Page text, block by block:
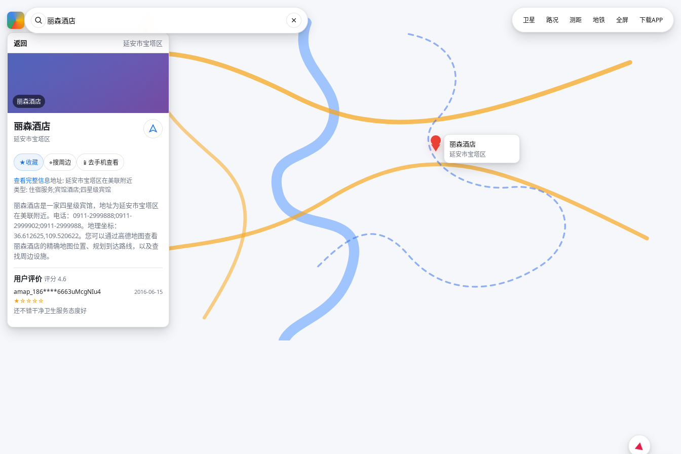
返回 延安市宝塔区
丽森酒店
丽森酒店
延安市宝塔区
★收藏 ⌖搜周边 📱 去手机查看
查看完整信息地址: 延安市宝塔区在美联附近
类型: 住宿服务;宾馆酒店;四星级宾馆
丽森酒店是一家四星级宾馆，地址为延安市宝塔区
在美联附近。电话：0911-2999888;0911-
2999902;0911-2999988。地理坐标：
36.612625,109.520622。您可以通过高德地图查看
丽森酒店的精确地图位置、规划到达路线，以及查
找周边设施。
用户评价评分 4.6
amap_186****6663uMcgNIu4
2016-06-15
★☆☆☆☆
还不错干净卫生服务态度好
丽森酒店
延安市宝塔区
卫星 路况 测距 地铁 全屏 下载APP